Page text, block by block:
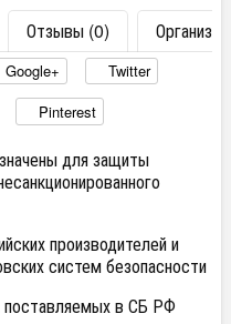
Отзывы (0)
Google+
Twitter
Pinterest
для защиты
производителей и
систем безопасности
поставляемых в СБ РФ